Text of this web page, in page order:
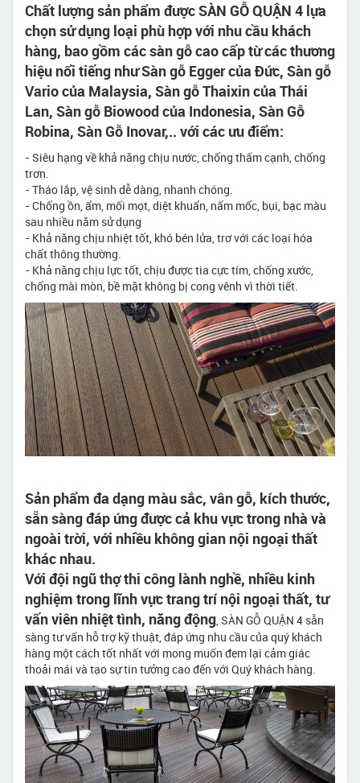
Chất lượng sản phẩm được SÀN GỖ QUẬN 4 lựa
chọn sử dụng loại phù hợp với nhu cầu khách
hàng, bao gồm các sàn gỗ cao cấp từ các thương
hiệu nổi tiếng như Sàn gỗ Egger của Đức, Sàn gỗ
Vario của Malaysia, Sàn gỗ Thaixin của Thái
Lan, Sàn gỗ Biowood của Indonesia, Sàn Gỗ
Robina, Sàn Gỗ Inovar,.. với các ưu điểm:
- Siêu hạng về khả năng chịu nước, chống thấm cạnh, chống
trơn.
- Tháo lắp, vệ sinh dễ dàng, nhanh chóng.
- Chống ồn, ẩm, mối mọt, diệt khuẩn, nấm mốc, bụi, bạc màu
sau nhiều năm sử dụng
- Khả năng chịu nhiệt tốt, khó bén lửa, trơ với các loại hóa
chất thông thường.
- Khả năng chịu lực tốt, chịu được tia cực tím, chống xước,
chống mài mòn, bề mặt không bị cong vênh vì thời tiết.
Sản phẩm đa dạng màu sắc, vân gỗ, kích thước,
sẵn sàng đáp ứng được cả khu vực trong nhà và
ngoài trời, với nhiều không gian nội ngoại thất
khác nhau.
Với đội ngũ thợ thi công lành nghề, nhiều kinh
nghiệm trong lĩnh vực trang trí nội ngoại thất, tư
vấn viên nhiệt tình, năng động, SÀN GỖ QUẬN 4 sẵn
sàng tư vấn hỗ trợ kỹ thuật, đáp ứng nhu cầu của quý khách
hàng một cách tốt nhất với mong muốn đem lại cảm giác
thoải mái và tạo sự tin tưởng cao đến với Quý khách hàng.